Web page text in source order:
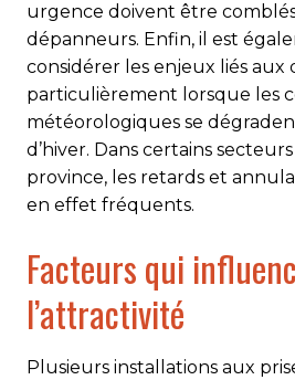
urgence doivent être
dépanneurs. Enfin, il est
considérer les enjeux liés aux
particulièrement lorsque les
météorologiques se
d’hiver. Dans certains
province, les retards et
en effet fréquents.
Facteurs qui
l’attractivité
Plusieurs installations aux